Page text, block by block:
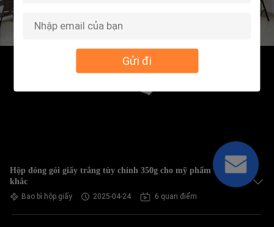
Gửi đi
Hộp đóng gói giấy trắng tùy chỉnh 350g cho mỹ phẩm với in
khắc
Bao bì hộp giấy 2025-04-24 6 quan điểm